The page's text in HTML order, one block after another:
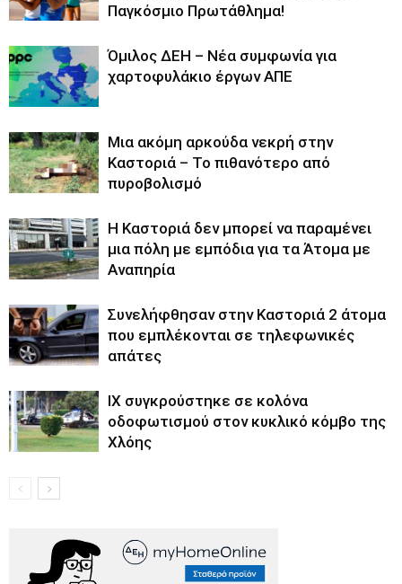
Παγκόσμιο Πρωτάθλημα!
Όμιλος ΔΕΗ – Νέα συμφωνία για
χαρτοφυλάκιο έργων ΑΠΕ
Μια ακόμη αρκούδα νεκρή στην
Καστοριά – Το πιθανότερο από
πυροβολισμό
Η Καστοριά δεν μπορεί να παραμένει
μια πόλη με εμπόδια για τα Άτομα με
Αναπηρία
Συνελήφθησαν στην Καστοριά 2 άτομα
που εμπλέκονται σε τηλεφωνικές
απάτες
ΙΧ συγκρούστηκε σε κολόνα
οδοφωτισμού στον κυκλικό κόμβο της
Χλόης